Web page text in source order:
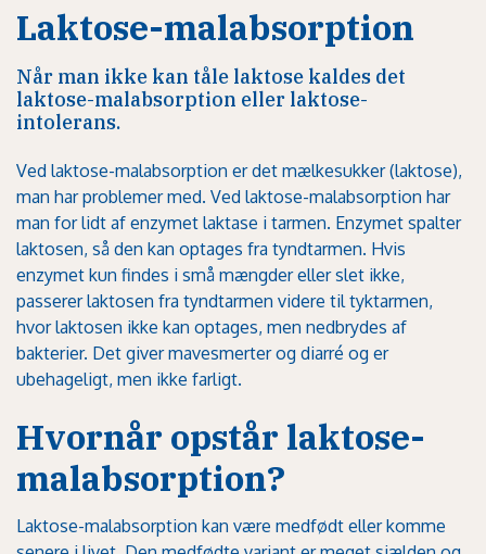
Laktose-malabsorption
Når man ikke kan tåle laktose kaldes det
laktose-malabsorption eller laktose-
intolerans.
Ved laktose-malabsorption er det mælkesukker (laktose),
man har problemer med. Ved laktose-malabsorption har
man for lidt af enzymet laktase i tarmen. Enzymet spalter
laktosen, så den kan optages fra tyndtarmen. Hvis
enzymet kun findes i små mængder eller slet ikke,
passerer laktosen fra tyndtarmen videre til tyktarmen,
hvor laktosen ikke kan optages, men nedbrydes af
bakterier. Det giver mavesmerter og diarré og er
ubehageligt, men ikke farligt.
Hvornår opstår laktose-
malabsorption?
Laktose-malabsorption kan være medfødt eller komme